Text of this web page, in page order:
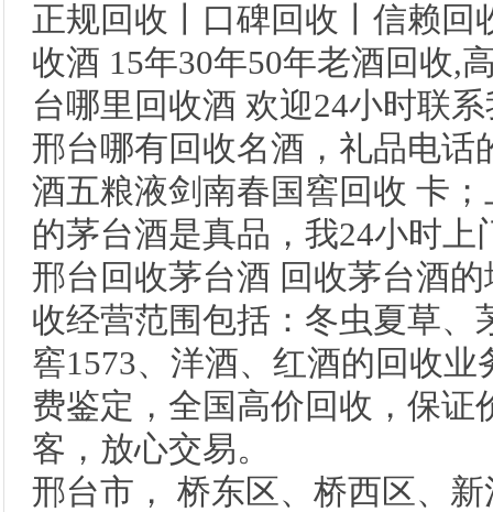
正规回收丨口碑回收丨信赖回
收酒 15年30年50年老酒回收,
台哪里回收酒 欢迎24小时联
邢台哪有回收名酒，礼品电话
酒五粮液剑南春国窖回收 卡
的茅台酒是真品，我24小时
邢台回收茅台酒 回收茅台酒
收经营范围包括：冬虫夏草
窖1573、洋酒、红酒的回收
费鉴定，全国高价回收，保证
客，放心交易。
邢台市， 桥东区、桥西区、